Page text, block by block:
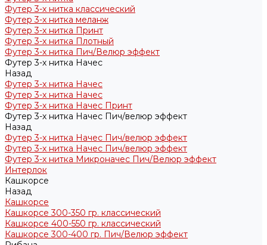
Футер 3-х нитка классический
Футер 3-х нитка меланж
Футер 3-х нитка Принт
Футер 3-х нитка Плотный
Футер 3-х нитка Пич/Велюр эффект
Футер 3-х нитка Начес
Назад
Футер 3-х нитка Начес
Футер 3-х нитка Начес
Футер 3-х нитка Начес Принт
Футер 3-х нитка Начес Пич/велюр эффект
Назад
Футер 3-х нитка Начес Пич/велюр эффект
Футер 3-х нитка Начес Пич/велюр эффект
Футер 3-х нитка Микроначес Пич/Велюр эффект
Интерлок
Кашкорсе
Назад
Кашкорсе
Кашкорсе 300-350 гр. классический
Кашкорсе 400-550 гр. классический
Кашкорсе 300-400 гр. Пич/Велюр эффект